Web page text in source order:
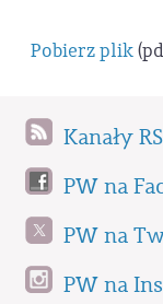
Pobierz plik
Kanały
PW na
PW na
PW na